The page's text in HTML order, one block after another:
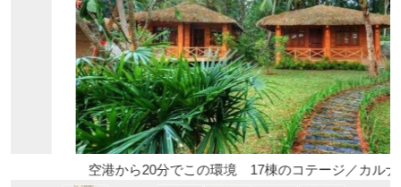
空港から20分でこの環境 17棟のコテージ／カルナカララ